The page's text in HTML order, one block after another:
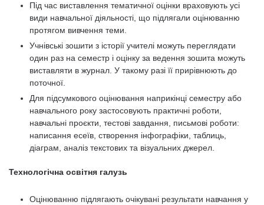
Під час виставлення тематичної оцінки враховують усі
види навчальної діяльності, що підлягали оцінюванню
протягом вивчення теми.
Учнівські зошити з історії учителі можуть переглядати
один раз на семестр і оцінку за ведення зошита можуть
виставляти в журнал. У такому разі її прирівнюють до
поточної.
Для підсумкового оцінювання наприкінці семестру або
навчального року застосовують практичні роботи,
навчальні проєкти, тестові завдання, письмові роботи:
написання есеїв, створення інфографіки, таблиць,
діаграм, аналіз текстових та візуальних джерел.
Технологічна освітня галузь
Оцінюванню підлягають очікувані результати навчання у